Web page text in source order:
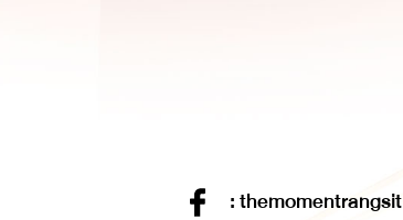
: themomentrangsit